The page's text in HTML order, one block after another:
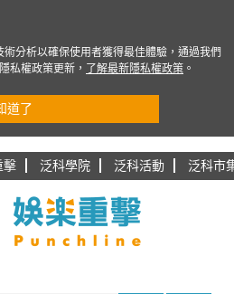
擊 泛科學院 泛科活動 泛科市
分析以確保使用者獲得最佳體驗，通過我們
私權政策更新，
了解最新隱私權政策 。
道了